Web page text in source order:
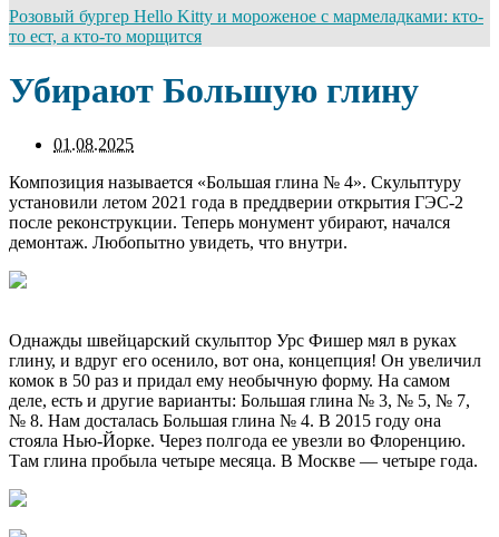
Розовый бургер Hello Kitty и мороженое с мармеладками: кто-
то ест, а кто-то морщится
Убирают Большую глину
01.08.2025
Композиция называется «Большая глина № 4». Скульптуру
установили летом 2021 года в преддверии открытия ГЭС-2
после реконструкции. Теперь монумент убирают, начался
демонтаж. Любопытно увидеть, что внутри.
Однажды швейцарский скульптор Урс Фишер мял в руках
глину, и вдруг его осенило, вот она, концепция! Он увеличил
комок в 50 раз и придал ему необычную форму. На самом
деле, есть и другие варианты: Большая глина № 3, № 5, № 7,
№ 8. Нам досталась Большая глина № 4. В 2015 году она
стояла Нью-Йорке. Через полгода ее увезли во Флоренцию.
Там глина пробыла четыре месяца. В Москве — четыре года.